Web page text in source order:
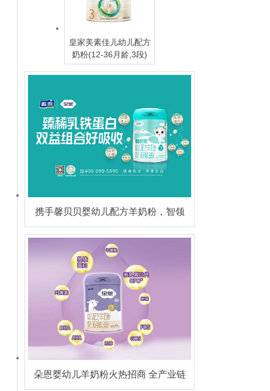
皇家美素佳儿幼儿配方
奶粉(12-36月龄,3段)
携手馨贝贝婴幼儿配方羊奶粉，智领
羊奶时代，共赢增长未来
朵恩婴幼儿羊奶粉火热招商 全产业链